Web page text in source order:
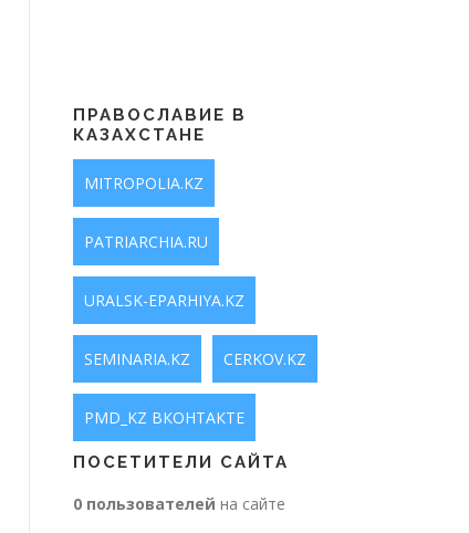
ПРАВОСЛАВИЕ В
КАЗАХСТАНЕ
MITROPOLIA.KZ
PATRIARCHIA.RU
URALSK-EPARHIYA.KZ
SEMINARIA.KZ CERKOV.KZ
PMD_KZ ВКОНТАКТЕ
ПОСЕТИТЕЛИ САЙТА
0 пользователей на сайте